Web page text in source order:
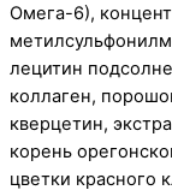
Омега-6),
лецитин
коллаген,
кверцетин,
корень
цветки красного